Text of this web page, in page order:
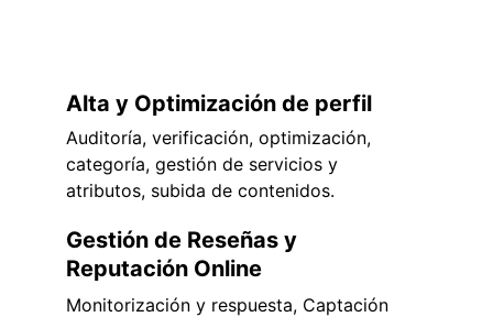
Gestión de Reseñas y
Reputación Online
Monitorización y respuesta, Captación
Alta y Optimización de perfil
Auditoría, verificación, optimización,
categoría, gestión de servicios y
atributos, subida de contenidos.